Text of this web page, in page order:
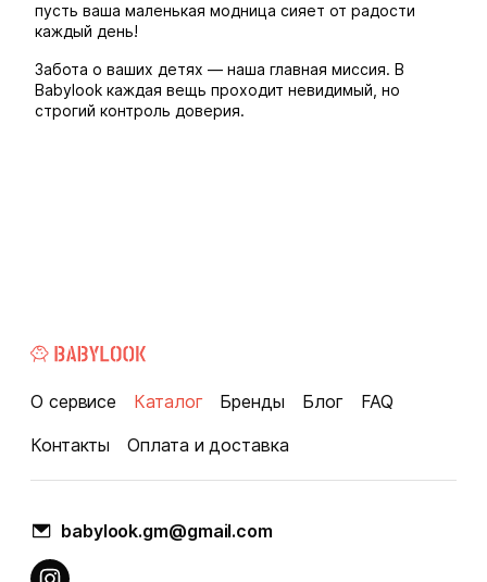
пусть ваша маленькая модница сияет от радости
каждый день!
Забота о ваших детях — наша главная миссия. В
Babylook каждая вещь проходит невидимый, но
строгий контроль доверия.
О сервисе Каталог Бренды Блог
FAQ
Контакты
Оплата и доставка
babylook.gm@gmail.com